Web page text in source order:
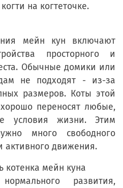
на когтеточке.
мейн кун включают
просторного и
Обычные домики или
не подходят - из-за
размеров. Коты этой
переносят любые,
условия жизни. Этим
много свободного
активного движения.
котенка мейн куна
развития,